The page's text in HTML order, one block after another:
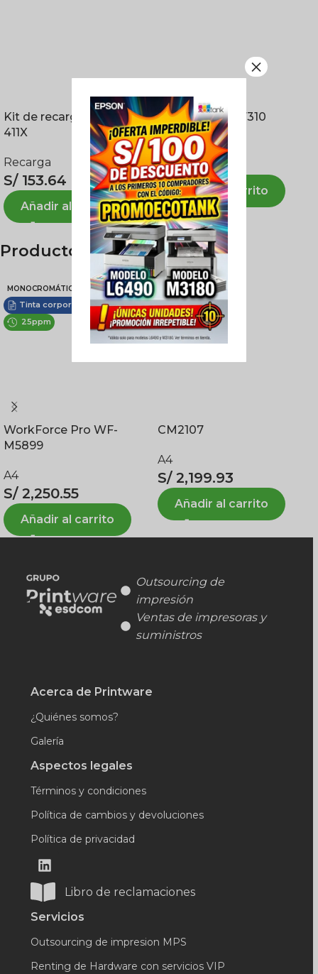
Kit de recarga para TN-
411X
Recarga
S/153.64
Añadir al carrito
Tóner Black M7310
Tóner
S/303.66
Añadir al carrito
Productos relacionados
MONOCROMÁTICA
Tinta corporativa
25ppm
WorkForce Pro WF-
M5899
A4
S/2,250.55
Añadir al carrito
COLORES
Láser
21ppm
CM2107
A4
S/2,199.93
Añadir al carrito
Outsourcing de
impresión
Ventas de impresoras y
suministros
Acerca de Printware
¿Quiénes somos?
Galería
Aspectos legales
Términos y condiciones
Política de cambios y devoluciones
Política de privacidad
Libro de reclamaciones
Servicios
Outsourcing de impresion MPS
Renting de Hardware con servicios VIP
×